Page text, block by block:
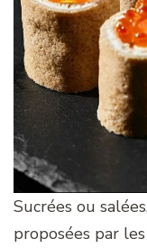
Sucrées ou
proposées par